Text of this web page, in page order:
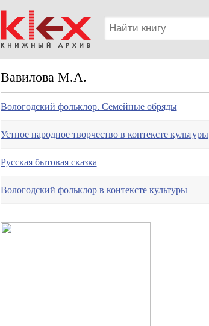
Вавилова М.А.
Вологодский фольклор. Семейные обряды
Устное народное творчество в контексте культуры
Русская бытовая сказка
Вологодский фольклор в контексте культуры